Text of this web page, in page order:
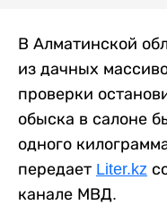
В Алматинской
из дачных
проверки
обыска в салоне
одного
передает Liter.kz
канале МВД.